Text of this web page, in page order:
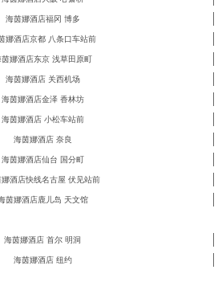
海茵娜酒店福冈 博多
娜酒店京都 八条口车站前
茵娜酒店东京 浅草田原町
海茵娜酒店 关西机场
海茵娜酒店金泽 香林坊
海茵娜酒店 小松车站前
海茵娜酒店 奈良
海茵娜酒店仙台 国分町
娜酒店快线名古屋 伏见站前
茵娜酒店鹿儿岛 天文馆
海茵娜酒店 首尔 明洞
海茵娜酒店 纽约